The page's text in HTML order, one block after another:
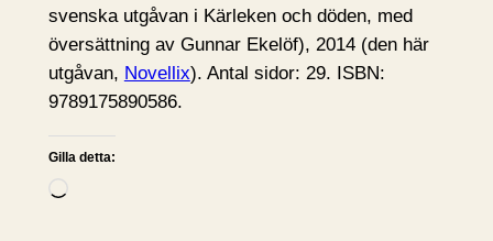
svenska utgåvan i Kärleken och döden, med
översättning av Gunnar Ekelöf), 2014 (den här
utgåvan, Novellix). Antal sidor: 29. ISBN:
9789175890586.
Gilla detta:
L